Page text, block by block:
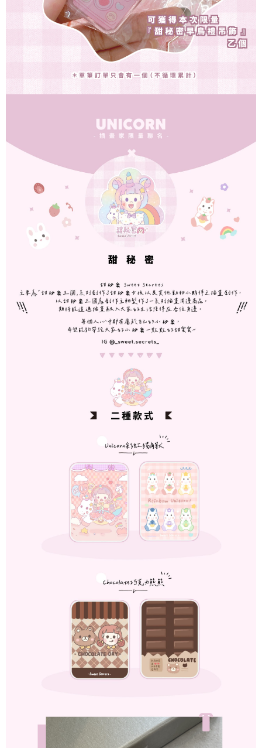
【注意事項】
１．透過由恩沛科技股份有限公司提供之「AFTEE先享後付」服務完成之交
易，需依本服務之必要範圍內提供個人資料，並將交易相關給付款項請求債
權轉讓予恩沛科技股份有限公司。
２．關於個人資料處理事宜，請瀏覽以下網址：
https://aftee.tw/terms/#terms3
３．未成年的使用者請事先徵得法定代理人或監護人之同意方可使用
任。
５．嚴禁一人註冊多個帳號或使用他人資訊註冊。若發現惡意使用之情形，
恩沛科技股份有限公司將有權停止該用戶之使用額度並採取法律行動。
為了避免耽誤您寶貴的收件時間，建議採用宅配方式配送商品。
每筆NT$80，滿NT$1,500(含以上)免運費